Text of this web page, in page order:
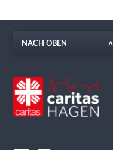
NACH OBEN